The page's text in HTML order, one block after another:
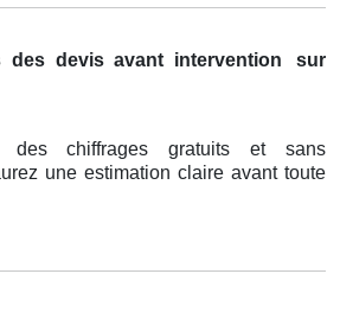
des devis avant intervention
sur
des chiffrages gratuits et sans
une estimation claire avant toute